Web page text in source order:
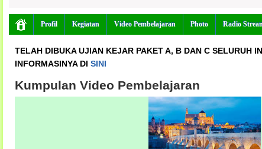
Profil Kegiatan Video Pembelajaran Photo Radio
TELAH DIBUKA UJIAN KEJAR PAKET A, B DAN C SELURUH
INFORMASINYA DI SINI
Kumpulan Video Pembelajaran